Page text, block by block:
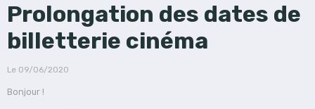
Prolongation des dates de
billetterie cinéma
Le 09/06/2020
Bonjour !